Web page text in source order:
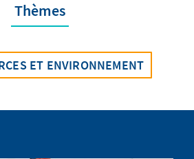
Thèmes
ET ENVIRONNEMENT